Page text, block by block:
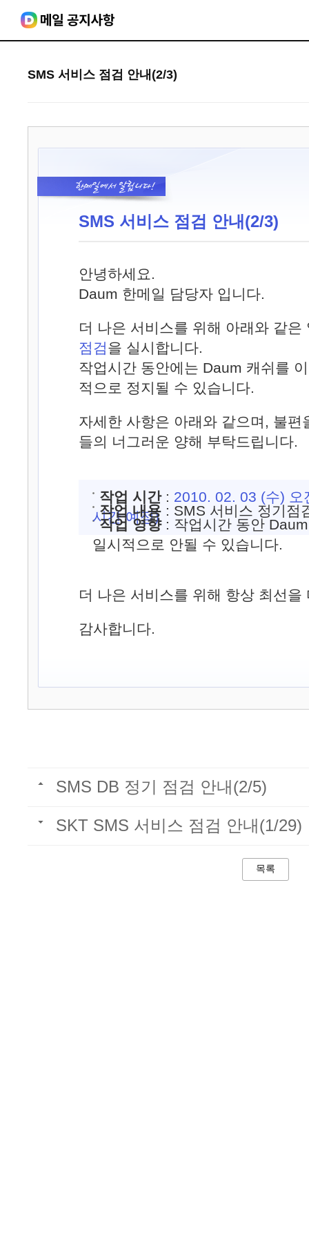
SMS 서비스 점검 안내(2/3)
SMS 서비스 점검 안내(2/3)
안녕하세요.
Daum 한메일 담당자 입니다.
더 나은 서비스를 위해 아래와 같
점검을 실시합니다.
작업시간 동안에는 Daum 캐쉬를
적으로 정지될 수 있습니다.
자세한 사항은 아래와 같으며, 불편
들의 너그러운 양해 부탁드립니다.
작업 시간: 2010. 02. 03 (수)
시간 예정)
작업 내용: SMS 서비스 정기점
작업 영향: 작업시간 동안
일시적으로 안될 수 있습니다.
더 나은 서비스를 위해 항상 최선을
감사합니다.
SMS DB 정기 점검 안내(2/5)
SKT SMS 서비스 점검 안내(1/29)
목록